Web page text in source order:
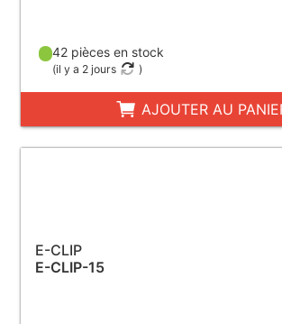
42 pièces en stock
(il y a 2 jours )
AJOUTER AU
E-CLIP
E-CLIP-15